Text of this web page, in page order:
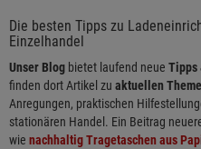
Die besten Tipps zu
Einzelhandel
Unser Blog bietet laufend neue Tipps
finden dort Artikel zu aktuellen
Anregungen, praktischen
stationären Handel. Ein Beitrag
wie nachhaltig Tragetaschen aus